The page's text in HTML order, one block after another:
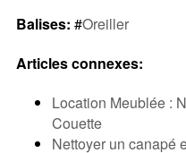
Balises: #Oreiller
Articles connexes:
Location Meublée :
Couette
Nettoyer un canapé